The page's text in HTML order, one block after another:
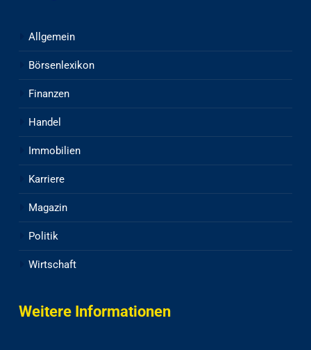
Allgemein
Börsenlexikon
Finanzen
Handel
Immobilien
Karriere
Magazin
Politik
Wirtschaft
Weitere Informationen